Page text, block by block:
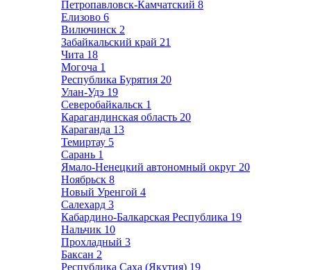
Петропавловск-Камчатский 8
Елизово 6
Вилючинск 2
Забайкальский край 21
Чита 18
Могоча 1
Республика Бурятия 20
Улан-Удэ 19
Северобайкальск 1
Карагандинская область 20
Караганда 13
Темиртау 5
Сарань 1
Ямало-Ненецкий автономный округ 20
Ноябрьск 8
Новый Уренгой 4
Салехард 3
Кабардино-Балкарская Республика 19
Нальчик 10
Прохладный 3
Баксан 2
Республика Саха (Якутия) 19